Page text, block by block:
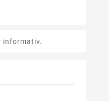
informativ.